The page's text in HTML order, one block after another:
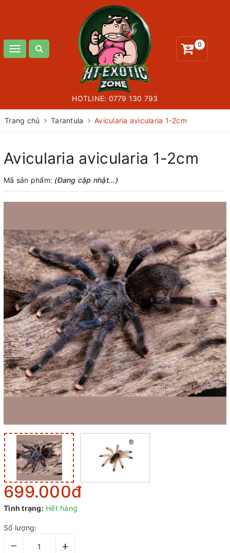
Toggle
0
HOTLINE: 0779 130 793
Trang chủ Tarantula Avicularia avicularia 1-2cm
Avicularia avicularia 1-2cm
Mã sản phẩm: (Đang cập nhật...)
699.000₫
Tình trạng: Hết hàng
Số lượng:
– +